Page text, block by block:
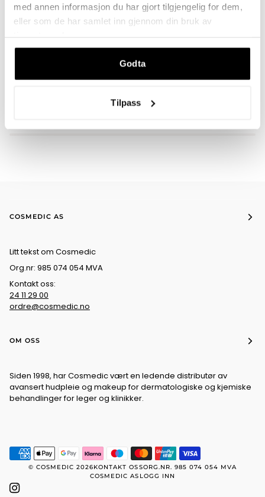
med annen informasjon du har gjort tilgjengelig for dem,
eller som de har samlet inn gjennom din bruk av
Godta
Tilpass
BESKRIVELSE
COSMEDIC AS
Litt tekst om Cosmedic
Org.nr: 985 074 054 MVA
Kontakt oss:
24 11 29 00
ordre@cosmedic.no
OM OSS
Siden 1998, har Cosmedic vært en ledende distributør av
avansert hudpleie og makeup for dermatologiske og kjemiske
behandlinger for leger og klinikker.
© COSMEDIC 2026KONTAKT OSSORG.NR. 985 074 054 MVA
COSMEDIC AS LOGG INN